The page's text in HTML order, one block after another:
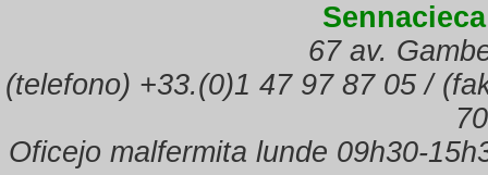
67 av.
(telefono) +33.(0)1 47 97 87 05 /
Oficejo malfermita lunde 09h30-